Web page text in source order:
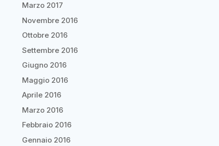
Marzo 2017
Novembre 2016
Ottobre 2016
Settembre 2016
Giugno 2016
Maggio 2016
Aprile 2016
Marzo 2016
Febbraio 2016
Gennaio 2016